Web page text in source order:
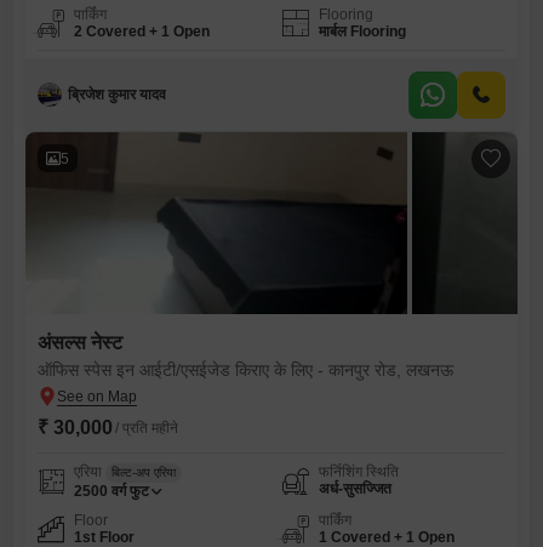
पार्किंग
2 Covered + 1 Open
Flooring
मार्बल Flooring
ब्रिजेश कुमार यादव
5
अंसल्स नेस्ट
ऑफिस स्पेस इन आईटी/एसईजेड किराए के लिए - कानपुर रोड, लखनऊ
₹ 30,000 / प्रति महीने
एरिया बिल्ट-अप एरिया
2500 वर्ग फुट
फर्निशिंग स्थिति
अर्ध-सुसज्जित
Floor
1st Floor
पार्किंग
1 Covered + 1 Open